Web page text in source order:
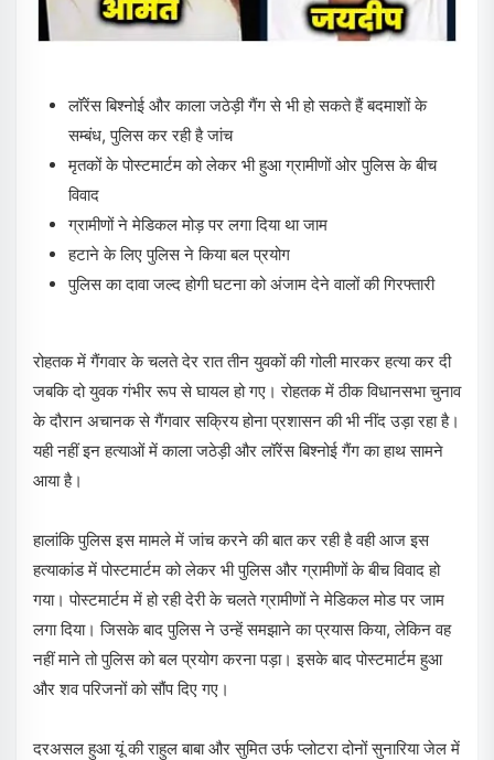
लॉरेंस बिश्नोई और काला जठेड़ी गैंग से भी हो सकते हैं बदमाशों के
सम्बंध, पुलिस कर रही है जांच
मृतकों के पोस्टमार्टम को लेकर भी हुआ ग्रामीणों ओर पुलिस के बीच
विवाद
ग्रामीणों ने मेडिकल मोड़ पर लगा दिया था जाम
हटाने के लिए पुलिस ने किया बल प्रयोग
पुलिस का दावा जल्द होगी घटना को अंजाम देने वालों की गिरफ्तारी
रोहतक में गैंगवार के चलते देर रात तीन युवकों की गोली मारकर हत्या कर दी
जबकि दो युवक गंभीर रूप से घायल हो गए। रोहतक में ठीक विधानसभा चुनाव
के दौरान अचानक से गैंगवार सक्रिय होना प्रशासन की भी नींद उड़ा रहा है।
यही नहीं इन हत्याओं में काला जठेड़ी और लॉरेंस बिश्नोई गैंग का हाथ सामने
आया है।
हालांकि पुलिस इस मामले में जांच करने की बात कर रही है वही आज इस
हत्याकांड में पोस्टमार्टम को लेकर भी पुलिस और ग्रामीणों के बीच विवाद हो
गया। पोस्टमार्टम में हो रही देरी के चलते ग्रामीणों ने मेडिकल मोड पर जाम
लगा दिया। जिसके बाद पुलिस ने उन्हें समझाने का प्रयास किया, लेकिन वह
नहीं माने तो पुलिस को बल प्रयोग करना पड़ा। इसके बाद पोस्टमार्टम हुआ
और शव परिजनों को सौंप दिए गए।
दरअसल हुआ यूं की राहुल बाबा और सुमित उर्फ प्लोटरा दोनों सुनारिया जेल में